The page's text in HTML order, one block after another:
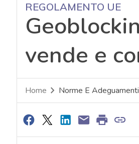
REGOLAMENTO UE
vende e
Home Norme E Adeguamenti